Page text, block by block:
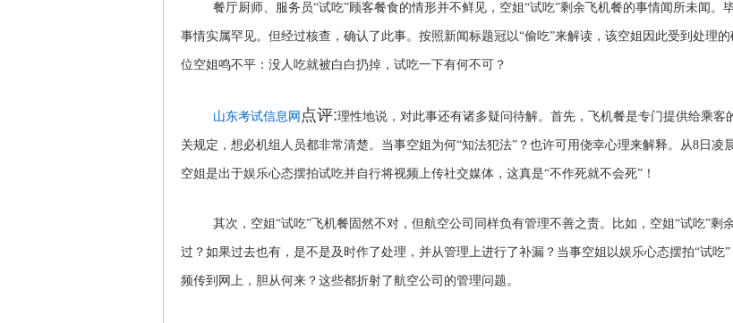
餐厅厨师、服务员“试吃”顾客餐食的情形并不鲜见，空姐“试吃”剩余飞机餐的事情闻所未闻
事情实属罕见。但经过核查，确认了此事。按照新闻标题冠以“偷吃”来解读，该空姐因此受到处理
位空姐鸣不平：没人吃就被白白扔掉，试吃一下有何不可？
山东考试信息网 点评:理性地说，对此事还有诸多疑问待解。首先，飞机餐是专门提供给乘
关规定，想必机组人员都非常清楚。当事空姐为何“知法犯法”？也许可用侥幸心理来解释。从8日
空姐是出于娱乐心态摆拍试吃并自行将视频上传社交媒体，这真是“不作死就不会死”！
其次，空姐“试吃”飞机餐固然不对，但航空公司同样负有管理不善之责。比如，空姐“试吃”
过？如果过去也有，是不是及时作了处理，并从管理上进行了补漏？当事空姐以娱乐心态摆拍“试
频传到网上，胆从何来？这些都折射了航空公司的管理问题。